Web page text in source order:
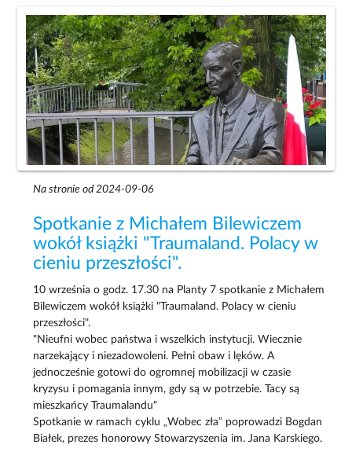
Na stronie od 2024-09-06
Spotkanie z Michałem Bilewiczem
wokół książki "Traumaland. Polacy w
cieniu przeszłości".
10 września o godz. 17.30 na Planty 7 spotkanie z Michałem
Bilewiczem wokół książki "Traumaland. Polacy w cieniu
przeszłości".
"Nieufni wobec państwa i wszelkich instytucji. Wiecznie
narzekający i niezadowoleni. Pełni obaw i lęków. A
jednocześnie gotowi do ogromnej mobilizacji w czasie
kryzysu i pomagania innym, gdy są w potrzebie. Tacy są
mieszkańcy Traumalandu"
Spotkanie w ramach cyklu „Wobec zła” poprowadzi Bogdan
Białek, prezes honorowy Stowarzyszenia im. Jana Karskiego.